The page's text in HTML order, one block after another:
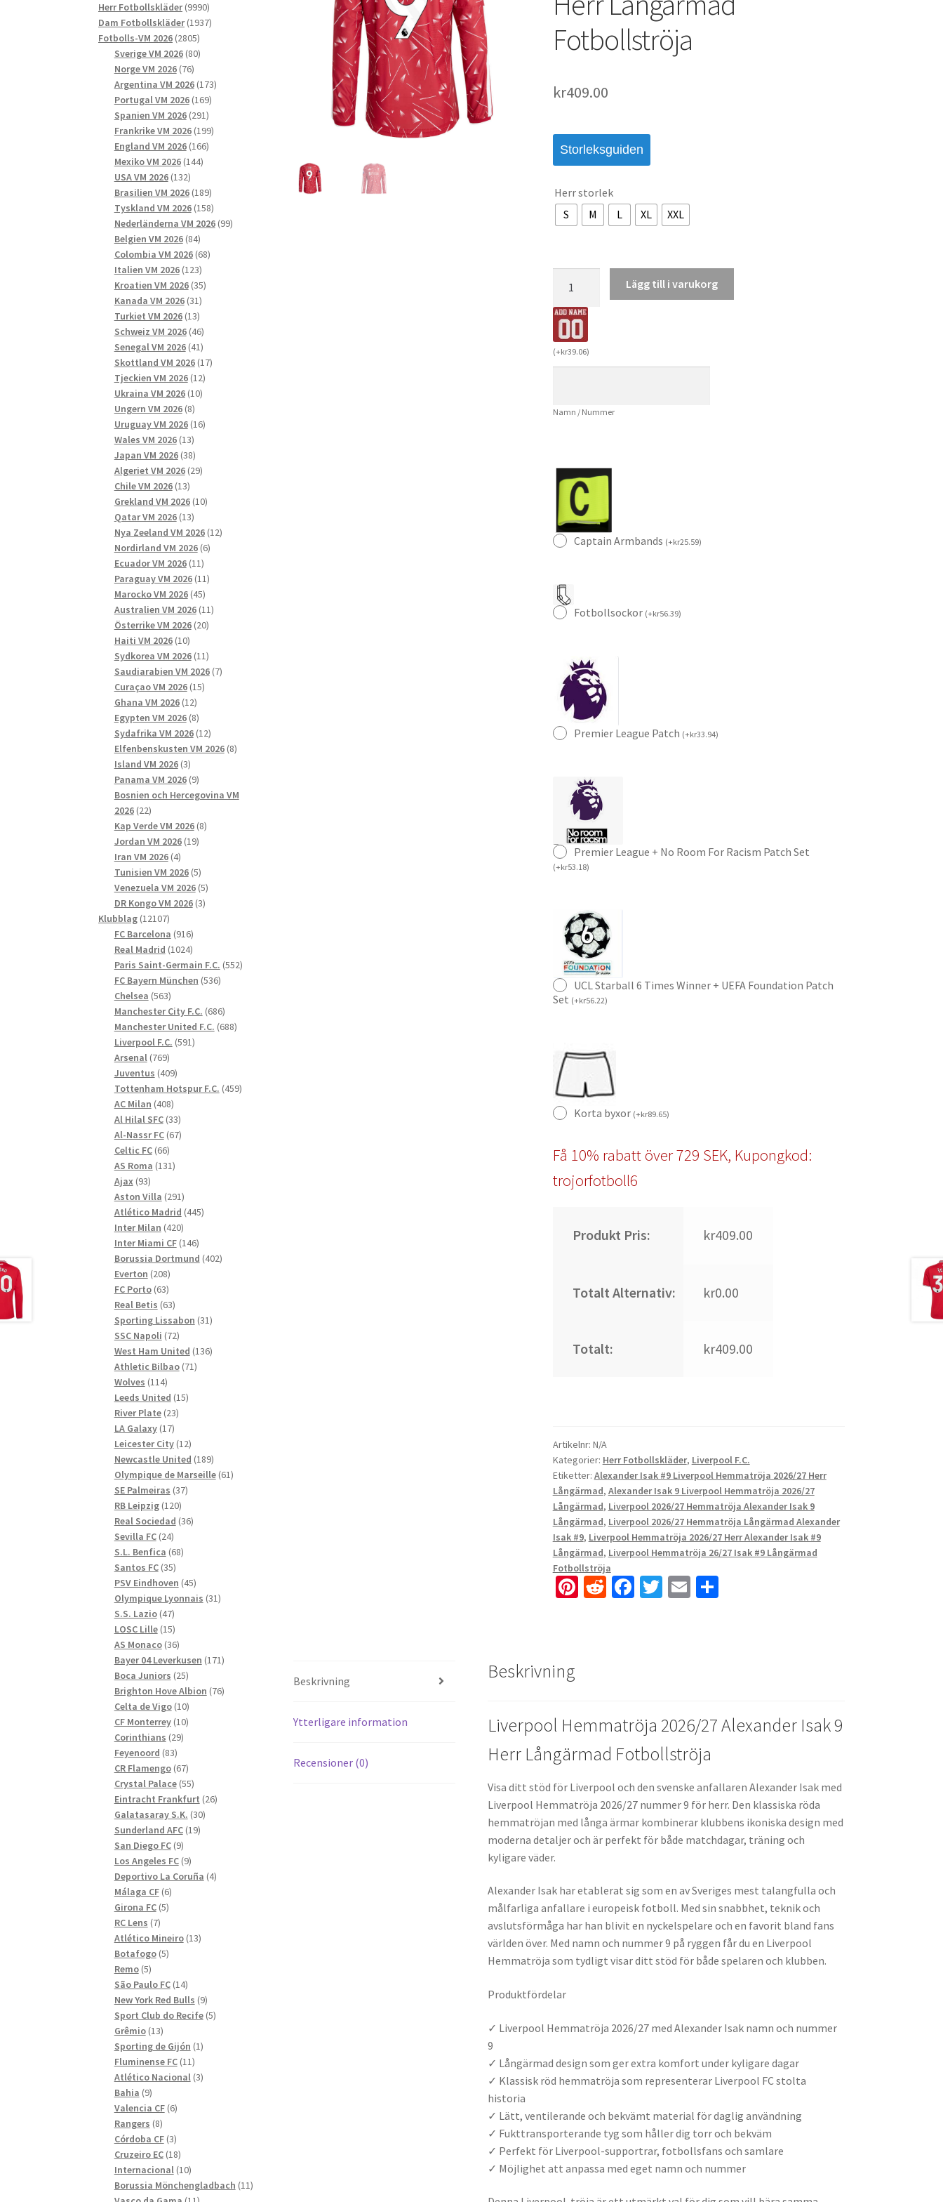
Fotbollströja
kr409.00
Storleksguiden
Herr storlek
S
M L XL XXL
Hemmatröja
2026/27
Alexander
Isak
9
Fotbollströja
Lägg till i varukorg
(+kr39.06)
Namn / Nummer
Captain Armbands (+kr25.59)
Fotbollsockor (+kr56.39)
Premier League Patch (+kr33.94)
Premier League + No Room For Racism Patch Set
(+kr53.18)
UCL Starball 6 Times Winner + UEFA Foundation Patch
Set (+kr56.22)
Korta byxor (+kr89.65)
Få 10% rabatt över 729 SEK, Kupongkod:
trojorfotboll6
Produkt Pris: kr409.00
Totalt Alternativ: kr0.00
Totalt: kr409.00
Artikelnr: N/A
Kategorier: Herr Fotbollskläder, Liverpool F.C.
Etiketter: Alexander Isak #9 Liverpool Hemmatröja 2026/27 Herr
Långärmad, Alexander Isak 9 Liverpool Hemmatröja 2026/27
Långärmad, Liverpool 2026/27 Hemmatröja Alexander Isak 9
Långärmad, Liverpool 2026/27 Hemmatröja Långärmad Alexander
Isak #9, Liverpool Hemmatröja 2026/27 Herr Alexander Isak #9
Långärmad, Liverpool Hemmatröja 26/27 Isak #9 Långärmad
Fotbollströja
Pi R Fa T E D
Beskrivning
Ytterligare information
Recensioner (0)
Beskrivning
Liverpool Hemmatröja 2026/27 Alexander Isak 9
Herr Långärmad Fotbollströja
Visa ditt stöd för Liverpool och den svenske anfallaren Alexander Isak med
Liverpool Hemmatröja 2026/27 nummer 9 för herr. Den klassiska röda
hemmatröjan med långa ärmar kombinerar klubbens ikoniska design med
moderna detaljer och är perfekt för både matchdagar, träning och
kyligare väder.
Alexander Isak har etablerat sig som en av Sveriges mest talangfulla och
målfarliga anfallare i europeisk fotboll. Med sin snabbhet, teknik och
avslutsförmåga har han blivit en nyckelspelare och en favorit bland fans
världen över. Med namn och nummer 9 på ryggen får du en Liverpool
Hemmatröja som tydligt visar ditt stöd för både spelaren och klubben.
Produktfördelar
✓ Liverpool Hemmatröja 2026/27 med Alexander Isak namn och nummer
9
✓ Långärmad design som ger extra komfort under kyligare dagar
✓ Klassisk röd hemmatröja som representerar Liverpool FC stolta
historia
✓ Lätt, ventilerande och bekvämt material för daglig användning
✓ Fukttransporterande tyg som håller dig torr och bekväm
✓ Perfekt för Liverpool-supportrar, fotbollsfans och samlare
✓ Möjlighet att anpassa med eget namn och nummer
produkter
Herr Fotbollskläder 99909990
produkter
Dam Fotbollskläder 19371937
Fotbolls-VM 2026 28052805
produkter
Sverige VM 2026 8080
Norge VM 2026 7676
produkter
Argentina VM 2026 173173
Portugal VM 2026 169169
produkter
Spanien VM 2026 291291
produkter
Frankrike VM 2026 199199
England VM 2026 166166
Mexiko VM 2026 144144
USA VM 2026 132132
produkter
Brasilien VM 2026 189189
produkter
Tyskland VM 2026 158158
produkter
Nederländerna VM 2026 9999
Belgien VM 2026 8484
produkter
Colombia VM 2026 6868
Italien VM 2026 123123
produkter
Kroatien VM 2026 3535
Kanada VM 2026 3131
produkter
Turkiet VM 2026 1313
produkter
Schweiz VM 2026 4646
produkter
Senegal VM 2026 4141
produkter
Skottland VM 2026 1717
Tjeckien VM 2026 1212
produkter
Ukraina VM 2026 1010
Ungern VM 2026 88
produkter
Uruguay VM 2026 1616
Wales VM 2026 1313
produkter
Japan VM 2026 3838
produkter
Algeriet VM 2026 2929
Chile VM 2026 1313
produkter
Grekland VM 2026 1010
Qatar VM 2026 1313
produkter
Nya Zeeland VM 2026 1212
Nordirland VM 2026 66
Ecuador VM 2026 1111
produkter
Paraguay VM 2026 1111
Marocko VM 2026 4545
produkter
Australien VM 2026 1111
Österrike VM 2026 2020
Haiti VM 2026 1010
produkter
Sydkorea VM 2026 1111
produkter
Saudiarabien VM 2026 77
Curaçao VM 2026 1515
Ghana VM 2026 1212
produkter
Egypten VM 2026 88
produkter
Sydafrika VM 2026 1212
produkter
Elfenbenskusten VM 2026 88
Island VM 2026 33
produkter
Panama VM 2026 99
produkter
Bosnien och Hercegovina VM
2026 2222
produkter
Kap Verde VM 2026 88
Jordan VM 2026 1919
Iran VM 2026 44
produkter
Tunisien VM 2026 55
produkter
Venezuela VM 2026 55
produkter
DR Kongo VM 2026 33
Klubblag 1210712107
produkter
FC Barcelona 916916
produkter
Real Madrid 10241024
produkter
Paris Saint-Germain F.C. 552552
FC Bayern München 536536
Chelsea 563563
produkter
Manchester City F.C. 686686
produkter
Manchester United F.C. 688688
Liverpool F.C. 591591
Arsenal 769769
produkter
Juventus 409409
produkter
Tottenham Hotspur F.C. 459459
AC Milan 408408
produkter
Al Hilal SFC 3333
produkter
Al-Nassr FC 6767
Celtic FC 6666
produkter
AS Roma 131131
Ajax 9393
produkter
Aston Villa 291291
produkter
Atlético Madrid 445445
Inter Milan 420420
produkter
Inter Miami CF 146146
produkter
Borussia Dortmund 402402
Everton 208208
produkter
FC Porto 6363
produkter
Real Betis 6363
produkter
Sporting Lissabon 3131
SSC Napoli 7272
produkter
West Ham United 136136
Athletic Bilbao 7171
Wolves 114114
produkter
Leeds United 1515
River Plate 2323
LA Galaxy 1717
produkter
Leicester City 1212
produkter
Newcastle United 189189
produkter
Olympique de Marseille 6161
SE Palmeiras 3737
RB Leipzig 120120
produkter
Real Sociedad 3636
Sevilla FC 2424
produkter
S.L. Benfica 6868
Santos FC 3535
produkter
PSV Eindhoven 4545
produkter
Olympique Lyonnais 3131
S.S. Lazio 4747
produkter
LOSC Lille 1515
produkter
AS Monaco 3636
produkter
Bayer 04 Leverkusen 171171
Boca Juniors 2525
produkter
Brighton Hove Albion 7676
Celta de Vigo 1010
produkter
CF Monterrey 1010
Corinthians 2929
Feyenoord 8383
produkter
CR Flamengo 6767
produkter
Crystal Palace 5555
produkter
Eintracht Frankfurt 2626
Galatasaray S.K. 3030
Sunderland AFC 1919
San Diego FC 99
produkter
Los Angeles FC 99
produkter
Deportivo La Coruña 44
Málaga CF 66
produkter
Girona FC 55
RC Lens 77
produkter
Atlético Mineiro 1313
Botafogo 55
Remo 55
produkter
São Paulo FC 1414
produkter
New York Red Bulls 99
produkter
Sport Club do Recife 55
Grêmio 1313
produkter
Sporting de Gijón 11
Fluminense FC 1111
produkter
Atlético Nacional 33
Bahia 99
produkter
Valencia CF 66
Rangers 88
produkter
Córdoba CF 33
produkter
Cruzeiro EC 1818
produkter
Internacional 1010
produkter
Borussia Mönchengladbach 1111